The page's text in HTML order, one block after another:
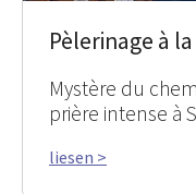
Pèlerinage à
Mystère du
prière intense à
liesen >